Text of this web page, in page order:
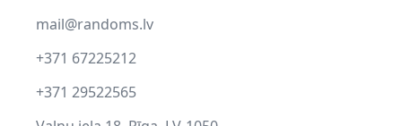
mail@randoms.lv
+371 67225212
+371 29522565